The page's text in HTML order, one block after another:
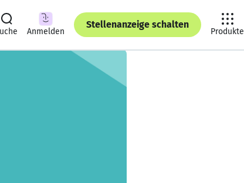
Anmelden
Stellenanzeige schalten
Produkte